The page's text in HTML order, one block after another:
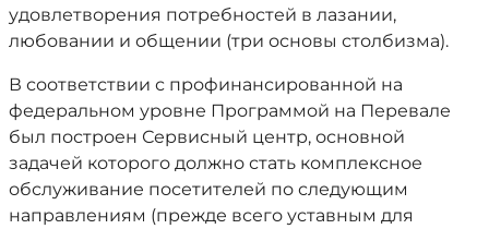
удовлетворения потребностей в лазании,
любовании и общении (три основы столбизма).
В соответствии с профинансированной на
федеральном уровне Программой на Перевале
был построен Сервисный центр, основной
задачей которого должно стать комплексное
обслуживание посетителей по следующим
направлениям (прежде всего уставным для